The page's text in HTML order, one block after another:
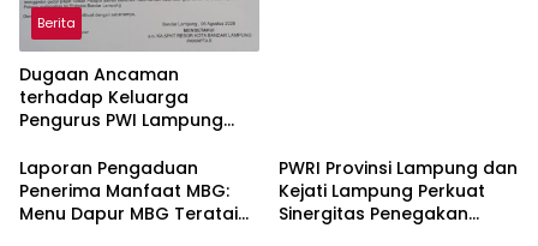
Berita
Dugaan Ancaman
terhadap Keluarga
Pengurus PWI Lampung
Jurnalis
Laporan Pengaduan
Penerima Manfaat MBG:
Menu Dapur MBG Teratai
PWRI Provinsi Lampung dan
Kejati Lampung Perkuat
Sinergitas Penegakan